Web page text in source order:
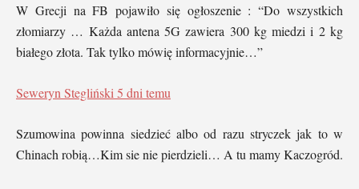
W Grecji na FB pojawiło się ogłoszenie : “Do wszystkich
złomiarzy … Każda antena 5G zawiera 300 kg miedzi i 2 kg
białego złota. Tak tylko mówię informacyjnie…”
Seweryn Stegliński 5 dni temu
Szumowina powinna siedzieć albo od razu stryczek jak to w
Chinach robią…Kim sie nie pierdzieli… A tu mamy Kaczogród.